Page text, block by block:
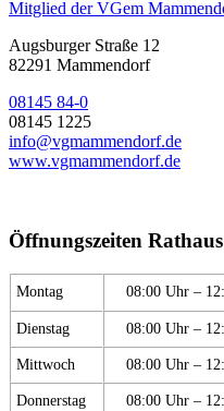
Mitglied der VGem
Augsburger Straße 12
82291 Mammendorf
08145 84-0
08145 1225
info@vgmammendorf.de
www.vgmammendorf.de
Öffnungszeiten
Montag 08:00 Uhr –
Dienstag 08:00 Uhr –
Mittwoch 08:00 Uhr –
Donnerstag 08:00 Uhr –